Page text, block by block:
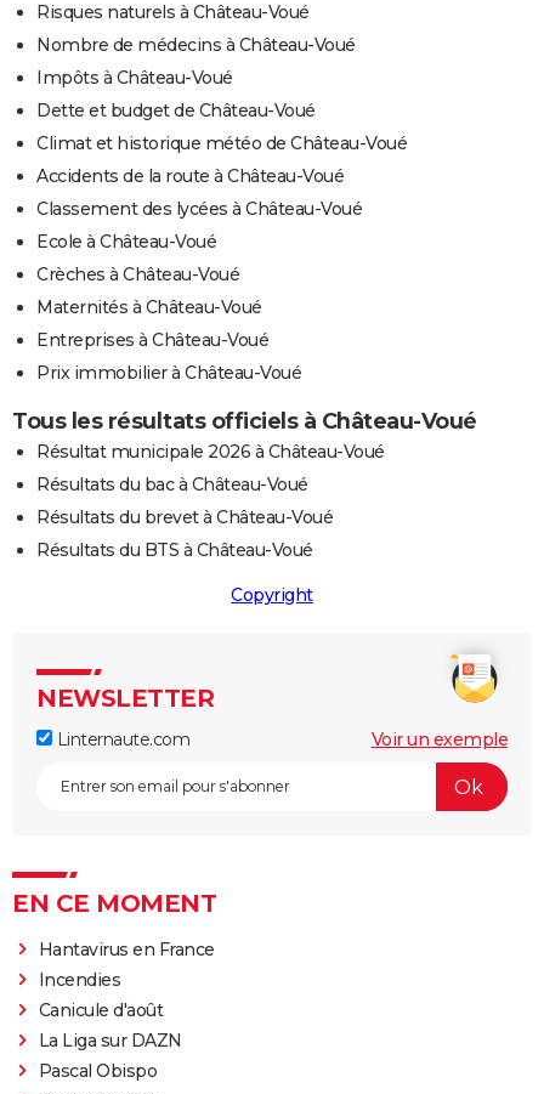
Risques naturels à Château-Voué
Nombre de médecins à Château-Voué
Impôts à Château-Voué
Dette et budget de Château-Voué
Climat et historique météo de Château-Voué
Accidents de la route à Château-Voué
Classement des lycées à Château-Voué
Ecole à Château-Voué
Crèches à Château-Voué
Maternités à Château-Voué
Entreprises à Château-Voué
Prix immobilier à Château-Voué
Tous les résultats officiels à Château-Voué
Résultat municipale 2026 à Château-Voué
Résultats du bac à Château-Voué
Résultats du brevet à Château-Voué
Résultats du BTS à Château-Voué
Copyright
NEWSLETTER
Linternaute.com Voir un exemple
EN CE MOMENT
Hantavirus en France
Incendies
Canicule d'août
La Liga sur DAZN
Pascal Obispo